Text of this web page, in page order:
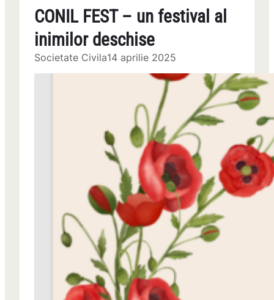
CONIL FEST – un festival al
inimilor deschise
Societate Civila14 aprilie 2025